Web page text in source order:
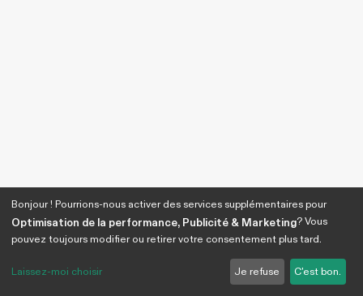
Bonjour ! Pourrions-nous activer des services supplémentaires pour
Optimisation de la performance, Publicité & Marketing? Vous
pouvez toujours modifier ou retirer votre consentement plus tard.
Laissez-moi choisir Je refuse C'est bon.